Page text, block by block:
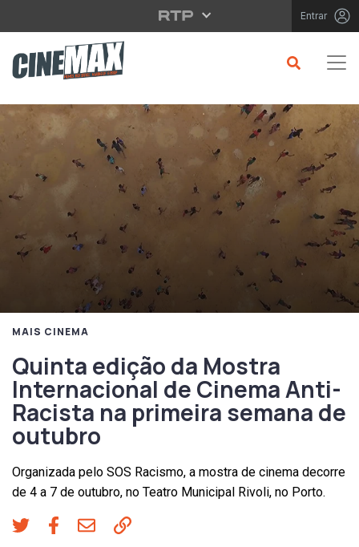
Saltar para o conteúdo principal Entrar
MAIS CINEMA
Quinta edição da Mostra
Internacional de Cinema Anti-
Racista na primeira semana de
outubro
Organizada pelo SOS Racismo, a mostra de cinema decorre
de 4 a 7 de outubro, no Teatro Municipal Rivoli, no Porto.